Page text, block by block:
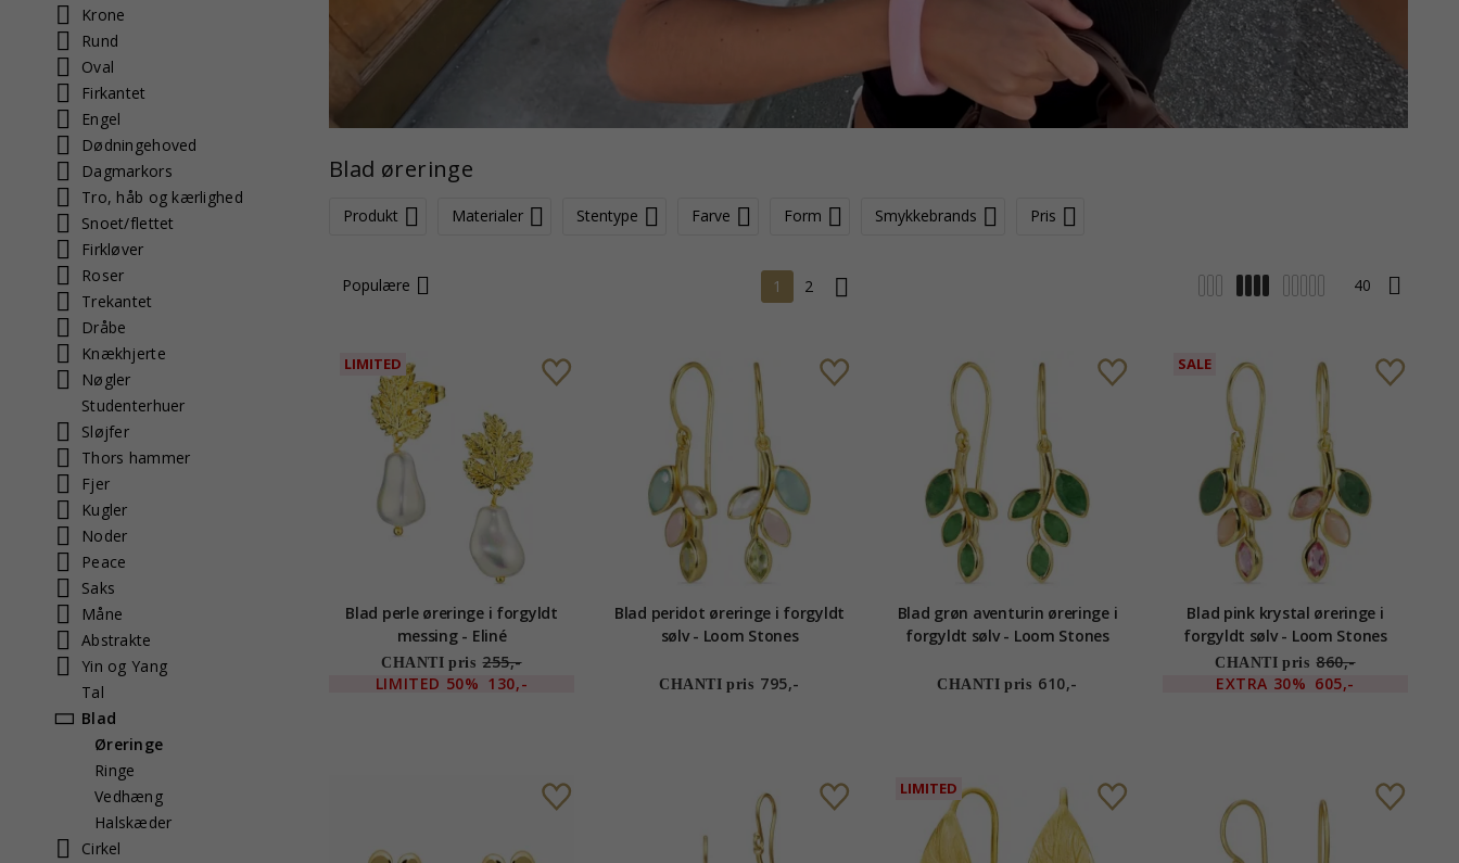
Krone
Rund
Oval
Firkantet
Engel
Dødningehoved
Dagmarkors
Tro, håb og kærlighed
Snoet/flettet
Firkløver
Roser
Trekantet
Dråbe
Knækhjerte
Nøgler
Studenterhuer
Sløjfer
Thors hammer
Fjer
Kugler
Noder
Peace
Saks
Måne
Abstrakte
Yin og Yang
Tal
Blad
Øreringe
Ringe
Vedhæng
Halskæder
Cirkel
Blad øreringe
Produkt Materialer Stentype Farve Form Smykkebrands Pris
Populære 1 2
LIMITED
Blad perle øreringe i forgyldt
messing - Eliné
CHANTI pris 255,-
LIMITED 50% 130,-
Blad peridot øreringe i forgyldt
sølv - Loom Stones
CHANTI pris 795,-
Blad grøn aventurin øreringe i
forgyldt sølv - Loom Stones
CHANTI pris 610,-
SALE
Blad pink krystal øreringe i
forgyldt sølv - Loom Stones
CHANTI pris 860,-
EXTRA 30% 605,-
LIMITED